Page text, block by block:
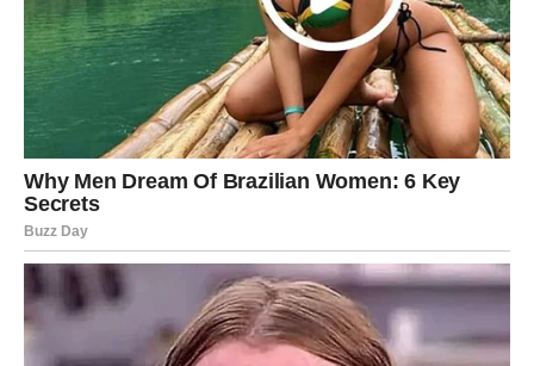
Ako je odnos zdrav, Bik dobija sigurnost, potvrdu,
planove, dubinu.
Ako je odnos pun nejasnoća, Bik se budi i više ne ćuti.
Mogući su razgovori o ozbiljnim temama: zajednički život,
brak, planovi, novac, budućnost. I koliko god Bik delovao
mirno, iznutra će tačno znati: da li ovo vodi ka sigurnosti
ili ga troši.